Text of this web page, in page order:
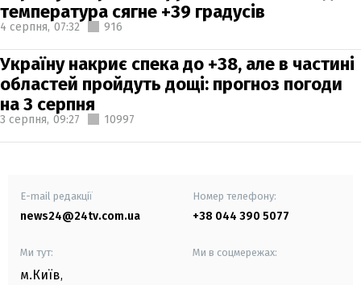
температура сягне +39 градусів
4 серпня, 07:32 916
Україну накриє спека до +38, але в частині
областей пройдуть дощі: прогноз погоди
на 3 серпня
3 серпня, 09:27 10997
E-mail редакції
news24@24tv.com.ua
Номер телефону:
+38 044 390 5077
Ми тут:
м.Київ,
Ми в соцмережах: